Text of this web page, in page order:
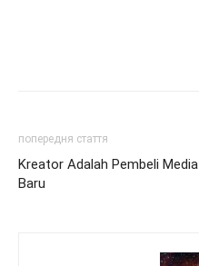
попередня стаття
Kreator Adalah Pembeli Media
Baru